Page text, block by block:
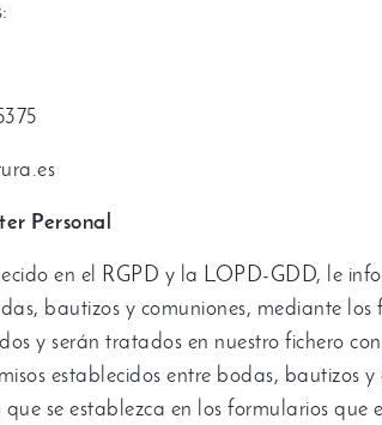
:
Personal
en el RGPD y la LOPD-GDD, le
, bautizos y comuniones, mediante los
y serán tratados en nuestro fichero
establecidos entre bodas, bautizos y
se establezca en los formularios que